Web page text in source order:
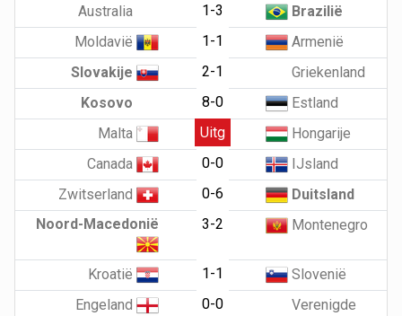
Australia
1-3
Brazilië
Moldavië
1-1
Armenië
Slovakije
2-1
Griekenland
Kosovo
8-0
Estland
Malta
Uitg
Hongarije
Canada
0-0
IJsland
Zwitserland
0-6
Duitsland
Noord-Macedonië
3-2 Montenegro
Kroatië 1-1
Slovenië
Engeland
0-0
Verenigde